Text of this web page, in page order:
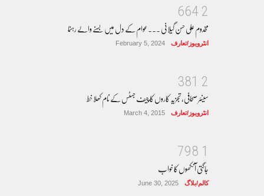
2
4
6
6
مخدوم علی حسن گیلانی ۔۔۔عوام کے دل میں بسنے والے رہنما
انٹرویوز/تعارف February 5, 2024
2
1
8
3
سینئر صحافی، تجزیہ کاروں کا چیف جسٹس کے نام کھلا خط
انٹرویوز/تعارف March 4, 2015
1
8
9
7
جاگتی آنکھوں کا خواب
کالم/بلاگ June 30, 2025